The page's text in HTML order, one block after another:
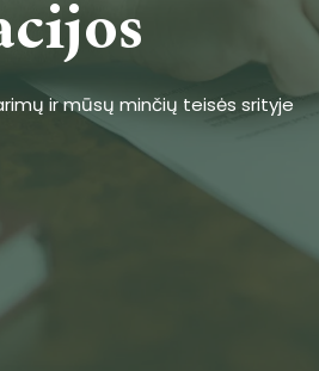
ir mūsų minčių teisės srityje